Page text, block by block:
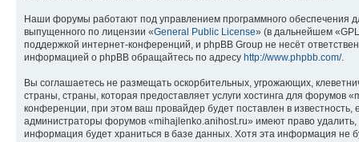
Наши форумы работают под управлением программного обеспечения
выпущенного по лицензии «General Public License» (в дальнейшем
поддержкой интернет-конференций, и phpBB Group не несёт
информацией о phpBB обращайтесь по адресу http://www.phpbb.com/.
Вы соглашаетесь не размещать оскорбительных, угрожающих,
страны, страны, которая предоставляет услуги хостинга для
конференции, при этом ваш провайдер будет поставлен в
администраторы форумов «mihajlenko.anihost.ru» имеют право
информация будет храниться в базе данных. Хотя эта информация не